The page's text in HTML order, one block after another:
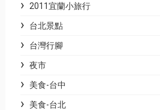
2011宜蘭小旅行
台北景點
台灣行腳
夜市
美食-台中
美食-台北